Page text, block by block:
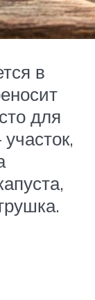
в
для